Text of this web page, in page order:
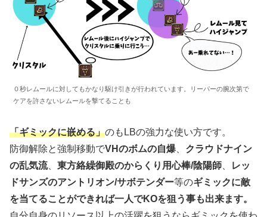
０秒レムールに対してもかなり駆け引きが行われています。リーパーの腕次第で
ケアを許さないレムールを撃てることも
「ギミックに嵌める」のもLBの強力な使い方です。
防御解除と強制移動でVHのボムの自爆
クラウドナイン
の乱気流、 東方絡繰御殿のからくり用心棒/陰陽師
レッ
ドサンズのアントリオン/サボテンダー等のギミックに敵
を当てることができれば一人でKOを狙う事も出来ます。